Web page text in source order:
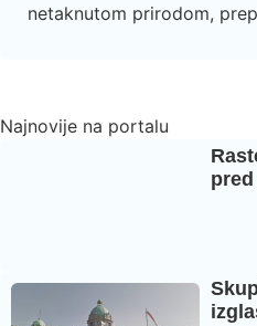
netaknutom prirodom,
Najnovije na portalu